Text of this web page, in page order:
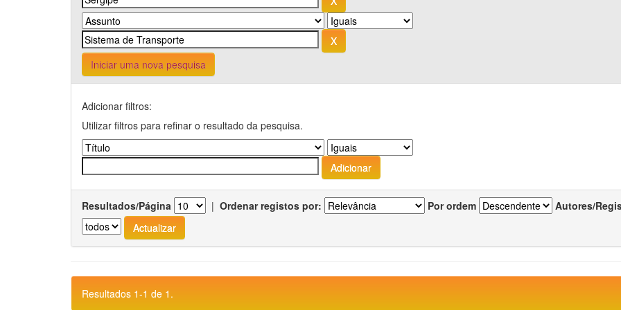
Iniciar uma nova pesquisa
Adicionar filtros:
Utilizar filtros para refinar o resultado da pesquisa.
Resultados/Página | Ordenar registos por: Por ordem Autores/
Resultados 1-1 de 1.